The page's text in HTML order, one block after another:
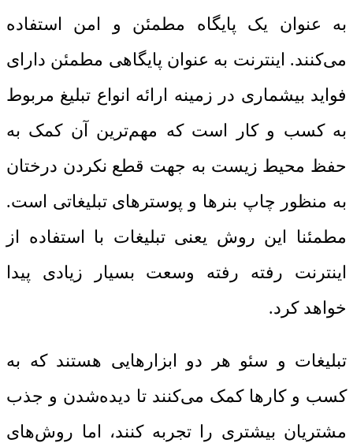
به عنوان یک پایگاه مطمئن و امن استفاده
می‌کنند. اینترنت به عنوان پایگاهی مطمئن دارای
فواید بیشماری در زمینه ارائه انواع تبلیغ مربوط
به کسب و کار است که مهم‌ترین آن کمک به
حفظ محیط زیست به جهت قطع نکردن درختان
به منظور چاپ بنرها و پوسترهای تبلیغاتی است.
مطمئنا این روش یعنی تبلیغات با استفاده از
اینترنت رفته رفته وسعت بسیار زیادی پیدا
خواهد کرد.
تبلیغات و سئو هر دو ابزارهایی هستند که به
کسب و کارها کمک می‌کنند تا دیده‌شدن و جذب
مشتریان بیشتری را تجربه کنند، اما روش‌های